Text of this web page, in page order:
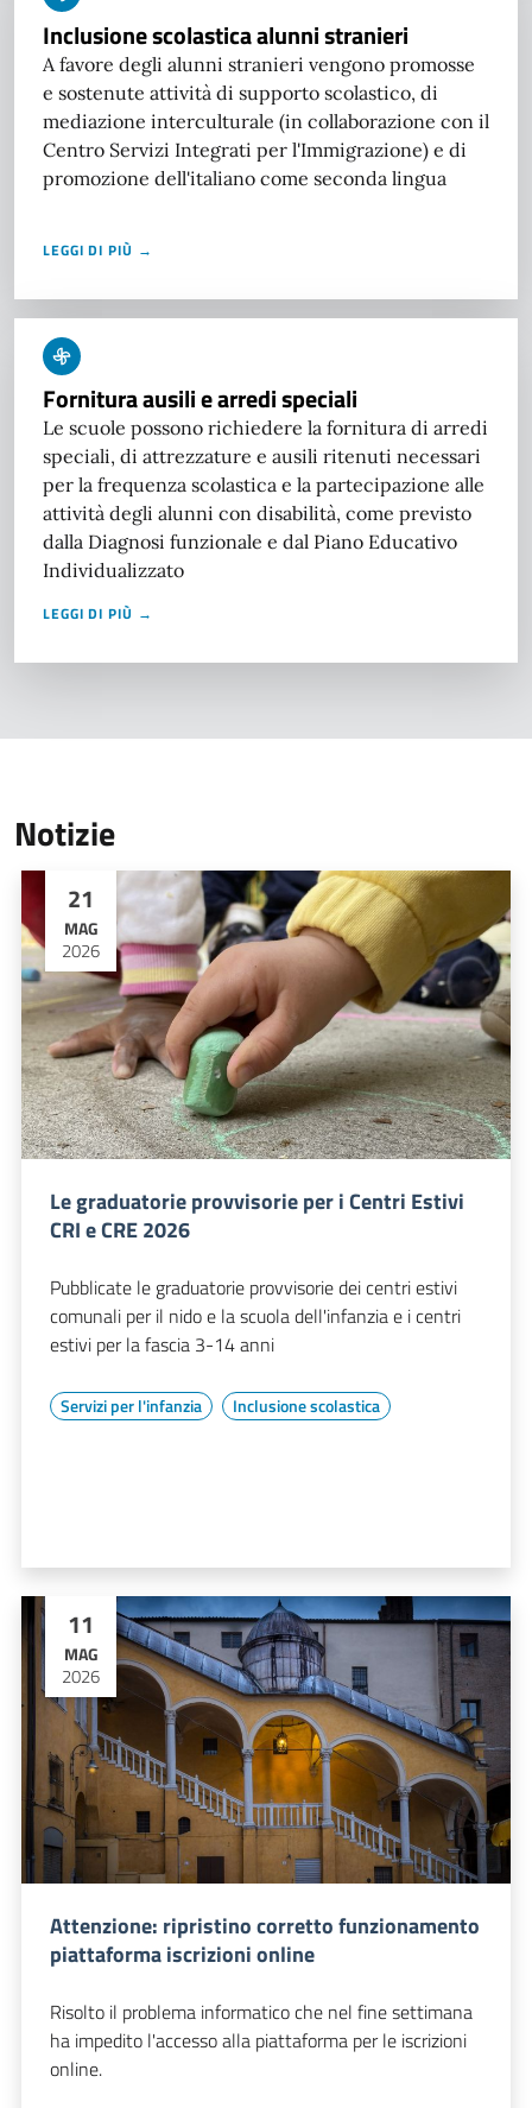
Inclusione scolastica alunni stranieri
A favore degli alunni stranieri vengono promosse
e sostenute attività di supporto scolastico, di
mediazione interculturale (in collaborazione con il
Centro Servizi Integrati per l'Immigrazione) e di
promozione dell'italiano come seconda lingua
LEGGI DI PIÙ →
Fornitura ausili e arredi speciali
Le scuole possono richiedere la fornitura di arredi
speciali, di attrezzature e ausili ritenuti necessari
per la frequenza scolastica e la partecipazione alle
attività degli alunni con disabilità, come previsto
dalla Diagnosi funzionale e dal Piano Educativo
Individualizzato
LEGGI DI PIÙ →
Notizie
21
MAG
2026
Le graduatorie provvisorie per i Centri Estivi
CRI e CRE 2026
Pubblicate le graduatorie provvisorie dei centri estivi
comunali per il nido e la scuola dell'infanzia e i centri
estivi per la fascia 3-14 anni
Servizi per l'infanzia Inclusione scolastica
11
MAG
2026
Attenzione: ripristino corretto funzionamento
piattaforma iscrizioni online
Risolto il problema informatico che nel fine settimana
ha impedito l'accesso alla piattaforma per le iscrizioni
online.